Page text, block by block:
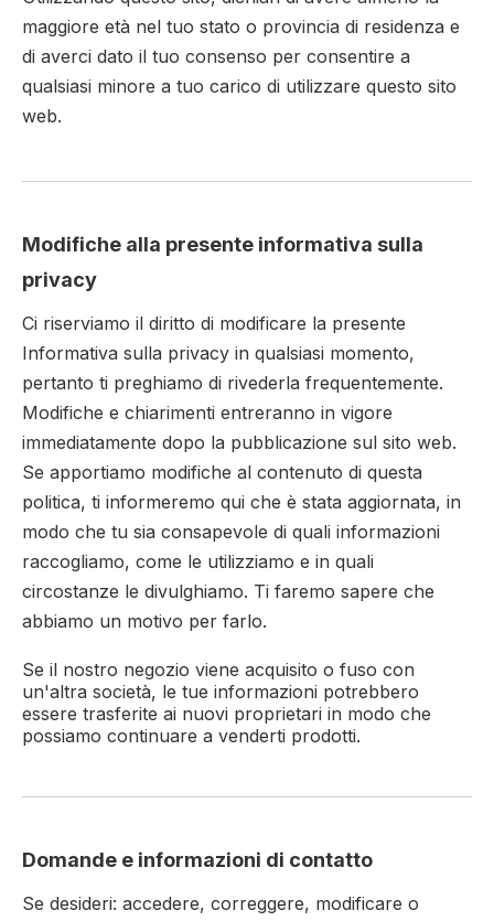
maggiore età nel tuo stato o provincia di residenza e
di averci dato il tuo consenso per consentire a
qualsiasi minore a tuo carico di utilizzare questo sito
web.
Modifiche alla presente informativa sulla
privacy
Ci riserviamo il diritto di modificare la presente
Informativa sulla privacy in qualsiasi momento,
pertanto ti preghiamo di rivederla frequentemente.
Modifiche e chiarimenti entreranno in vigore
immediatamente dopo la pubblicazione sul sito web.
Se apportiamo modifiche al contenuto di questa
politica, ti informeremo qui che è stata aggiornata, in
modo che tu sia consapevole di quali informazioni
raccogliamo, come le utilizziamo e in quali
circostanze le divulghiamo. Ti faremo sapere che
abbiamo un motivo per farlo.
Se il nostro negozio viene acquisito o fuso con
un'altra società, le tue informazioni potrebbero
essere trasferite ai nuovi proprietari in modo che
possiamo continuare a venderti prodotti.
Domande e informazioni di contatto
Se desideri: accedere, correggere, modificare o